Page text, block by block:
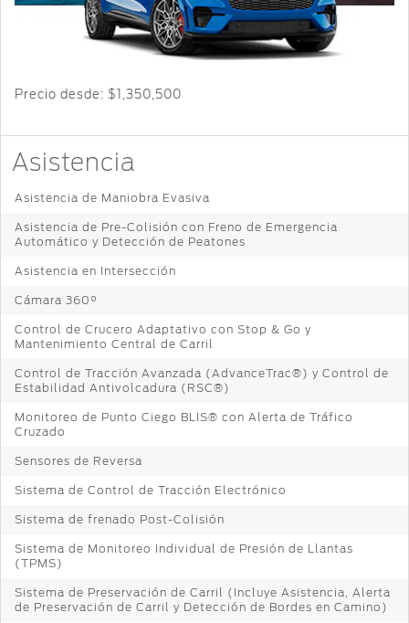
Custom
Garage
Accesorios
Ford
Vehículos
Descubre
Tu Ford
Distribuidor
Seminuevos
Certificados
Ford
D-
Tect
Colisión y
Originales
Mantenimiento
Programa de
Mantenimiento
Comerciales
Motorcraft®
Servicio
Promociones
a
Revisión
Garantía
en
Partes
Técnico
Seguridad
Trabajo
Contraseña
Precio desde: $1,350,500
Asistencia
Asistencia de Maniobra Evasiva
Asistencia de Pre-Colisión con Freno de Emergencia
Automático y Detección de Peatones
Asistencia en Intersección
Cámara 360°
Control de Crucero Adaptativo con Stop & Go y
Mantenimiento Central de Carril
Control de Tracción Avanzada (AdvanceTrac®) y Control de
Estabilidad Antivolcadura (RSC®)
Monitoreo de Punto Ciego BLIS® con Alerta de Tráfico
Cruzado
Sensores de Reversa
Sistema de Control de Tracción Electrónico
Sistema de frenado Post-Colisión
Sistema de Monitoreo Individual de Presión de Llantas
(TPMS)
Sistema de Preservación de Carril (Incluye Asistencia, Alerta
de Preservación de Carril y Detección de Bordes en Camino)